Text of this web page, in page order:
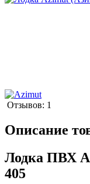
Отзывов: 1
Описание
Лодка ПВХ
405